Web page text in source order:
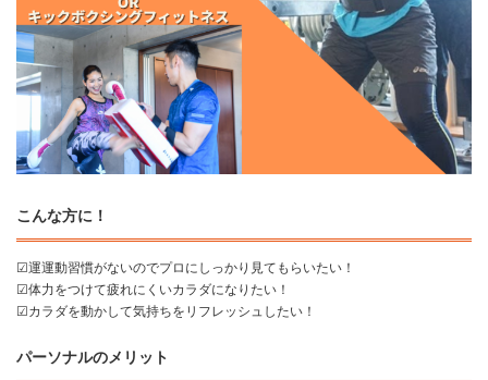
こんな方に！
☑運運動習慣がないのでプロにしっかり見てもらいたい！
☑体力をつけて疲れにくいカラダになりたい！
☑カラダを動かして気持ちをリフレッシュしたい！
パーソナルのメリット